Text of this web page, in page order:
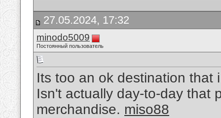
27.05.2024, 17:32
minodo5009
Постоянный пользователь
Its too an ok destination that
Isn't actually day-to-day that
merchandise. miso88